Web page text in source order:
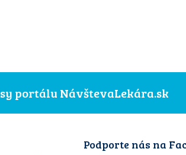
portálu NávštevaLekára.sk
Podporte nás na